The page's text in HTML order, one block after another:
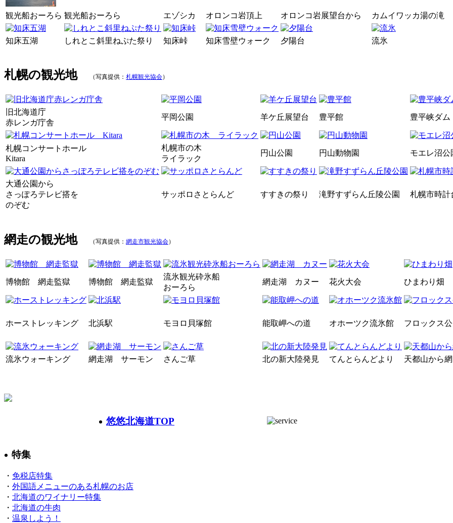
観光船おーろら 観光船おーろら エゾシカ オロンコ岩頂上 オロンコ岩展望台から カムイワッカ湯の滝
知床五湖 しれとこ斜里ねぷた祭り 知床峠 知床雪壁ウォーク 夕陽台 流氷
札幌の観光地 （写真提供： 札幌観光協会）
旧北海道庁
赤レンガ庁舎
平岡公園 羊ケ丘展望台 豊平館 豊平峡ダム
札幌コンサートホール
Kitara
札幌市の木
ライラック
円山公園 円山動物園 モエレ沼公
大通公園から
さっぽろテレビ搭を
のぞむ
サッポロさとらんど すすきの祭り 滝野すずらん丘陵公園 札幌市時計
網走の観光地 （写真提供： 網走市観光協会）
博物館 網走監獄 博物館 網走監獄
流氷観光砕氷船
おーろら
網走湖 カヌー 花火大会 ひまわり畑
ホーストレッキング 北浜駅 モヨロ貝塚館 能取岬への道 オホーツク流氷館 フロックス
流氷ウォーキング 網走湖 サーモン さんご草 北の新大陸発見 てんとらんどより 天都山から
悠悠北海道TOP
特集
・ 免税店特集
・ 外国語メニューのある札幌のお店
・ 北海道のワイナリー特集
・ 北海道の牛肉
・ 温泉しよう！